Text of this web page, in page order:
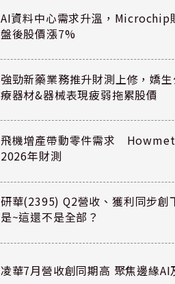
AI資料中心需求升溫，Microchip
盤後股價漲7%
強勁新藥業務推升財測上修，嬌
療器材&器械表現疲弱拖累股價
飛機增產帶動零件需求
2026年財測
研華(2395) Q2營收、獲利同步創
是~這還不是全部？
凌華7月營收創同期高 聚焦邊緣AI